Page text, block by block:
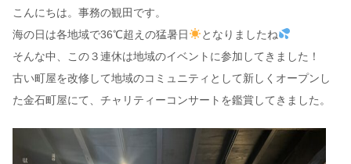
こんにちは。事務の観田です。
海の日は各地域で36℃超えの猛暑日
となりましたね
そんな中、この３連休は地域のイベントに参加してきました！
古い町屋を改修して地域のコミュニティとして新しくオープンし
た金石町屋にて、チャリティーコンサートを鑑賞してきました。